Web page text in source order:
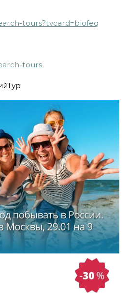
tours?tvcard=biofeq
tours